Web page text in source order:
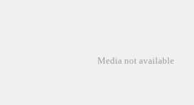
Media not available